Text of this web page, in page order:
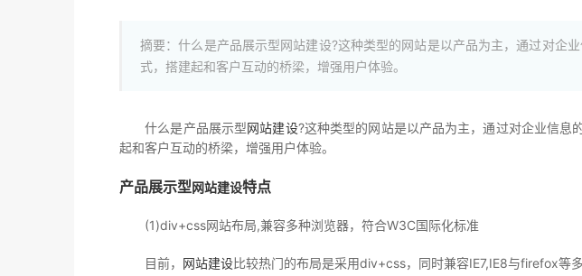
摘要：什么是产品展示型网站建设?这种类型的网站是以产品为主，通过对企
式，搭建起和客户互动的桥梁，增强用户体验。
什么是产品展示型网站建设?这种类型的网站是以产品为主，通过对企业信息
起和客户互动的桥梁，增强用户体验。
产品展示型网站建设特点
(1)div+css网站布局,兼容多种浏览器，符合W3C国际化标准
目前， 网站建设比较热门的布局是采用div+css，同时兼容IE7,IE8与firefox等